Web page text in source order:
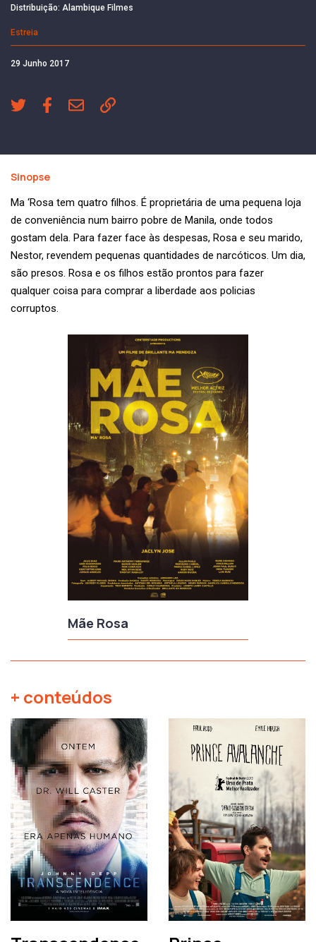
Distribuição: Alambique Filmes
Estreia
29 Junho 2017
Mãe Rosa
Sinopse
Ma ‘Rosa tem quatro filhos. É proprietária de uma pequena loja
de conveniência num bairro pobre de Manila, onde todos
gostam dela. Para fazer face às despesas, Rosa e seu marido,
Nestor, revendem pequenas quantidades de narcóticos. Um dia,
são presos. Rosa e os filhos estão prontos para fazer
qualquer coisa para comprar a liberdade aos policias
corruptos.
+ conteúdos